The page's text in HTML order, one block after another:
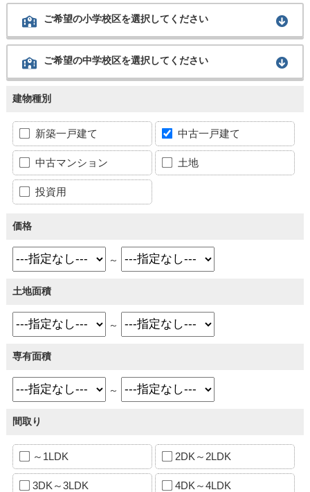
ご希望の小学校区を選択してください
ご希望の中学校区を選択してください
建物種別
新築一戸建て 中古一戸建て
中古マンション 土地
投資用
価格
～
土地面積
～
専有面積
～
間取り
～1LDK 2DK～2LDK
3DK～3LDK 4DK～4LDK